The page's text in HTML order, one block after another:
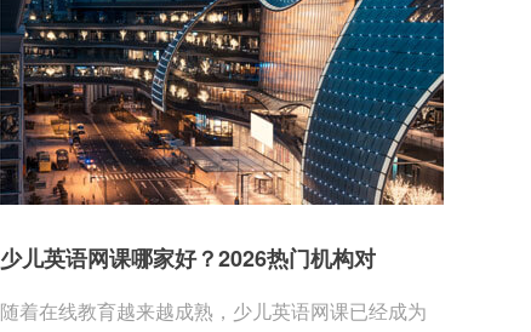
少儿英语网课哪家好？2026热门机构对
随着在线教育越来越成熟，少儿英语网课已经成为